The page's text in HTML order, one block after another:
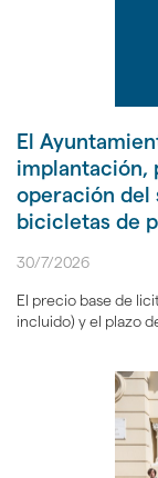
El
implantación,
operación del
bicicletas de
30/7/2026
El precio base de
incluido) y el plazo